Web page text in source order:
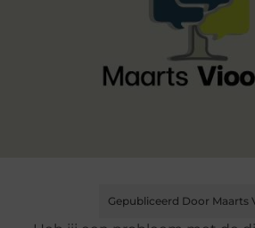
Gepubliceerd Door Maarts